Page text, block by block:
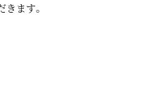
ます。